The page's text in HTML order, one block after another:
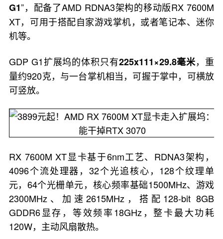
G1”，配备了AMD RDNA3架构的移动版RX 7600M
XT，可用于搭配自家游戏掌机，或者笔记本、迷你
机等。
GDP G1扩展坞的体积只有225x111×29.8毫米，重
量约920克，与一台掌机相当，可握于掌中，可横放
可竖放。
RX 7600M XT显卡基于6nm工艺、RDNA3架构，
4096个流处理器，32个光追核心，128个纹理单
元，64个光栅单元，核心频率基础1500MHz、游戏
2300MHz、加速2615MHz，搭配128-bit 8GB
GDDR6显存，等效频率18GHz，整卡最大功耗
120W，主动风扇散热。